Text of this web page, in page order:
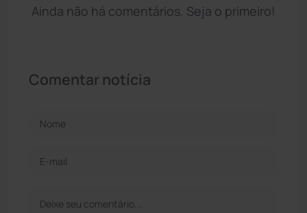
Ainda não há comentários. Seja o primeiro!
Comentar notícia